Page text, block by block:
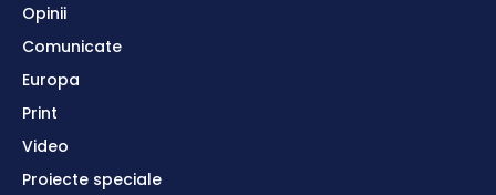
Opinii
Comunicate
Europa
Print
Video
Proiecte speciale